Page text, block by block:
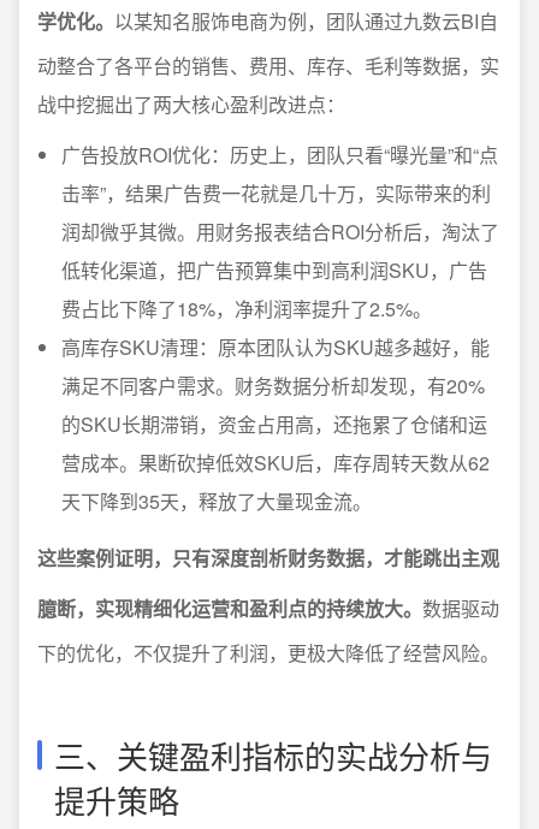
学优化。 以某知名服饰电商为例，团队通过九数云BI自
动整合了各平台的销售、费用、库存、毛利等数据，实
战中挖掘出了两大核心盈利改进点：
广告投放ROI优化：历史上，团队只看“曝光量”和“点
击率”，结果广告费一花就是几十万，实际带来的利
润却微乎其微。用财务报表结合ROI分析后，淘汰了
低转化渠道，把广告预算集中到高利润SKU，广告
费占比下降了18%，净利润率提升了2.5%。
高库存SKU清理：原本团队认为SKU越多越好，能
满足不同客户需求。财务数据分析却发现，有20%
的SKU长期滞销，资金占用高，还拖累了仓储和运
营成本。果断砍掉低效SKU后，库存周转天数从62
天下降到35天，释放了大量现金流。
这些案例证明，只有深度剖析财务数据，才能跳出主观
臆断，实现精细化运营和盈利点的持续放大。 数据驱动
下的优化，不仅提升了利润，更极大降低了经营风险。
三、关键盈利指标的实战分析与
提升策略